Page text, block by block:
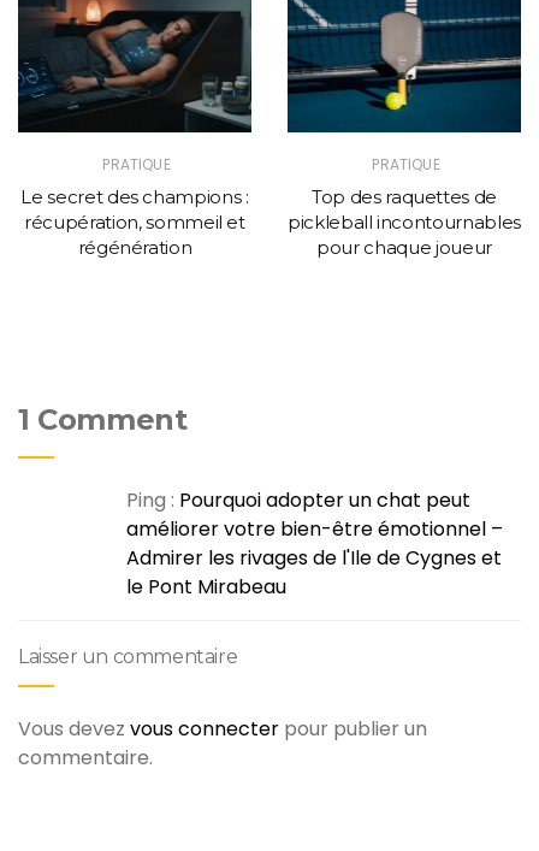
PRATIQUE
Le secret des champions :
récupération, sommeil et
régénération
PRATIQUE
Top des raquettes de
pickleball incontournables
pour chaque joueur
1 Comment
Ping : Pourquoi adopter un chat peut
améliorer votre bien-être émotionnel –
Admirer les rivages de l'Ile de Cygnes et
le Pont Mirabeau
Laisser un commentaire
Vous devez vous connecter pour publier un
commentaire.